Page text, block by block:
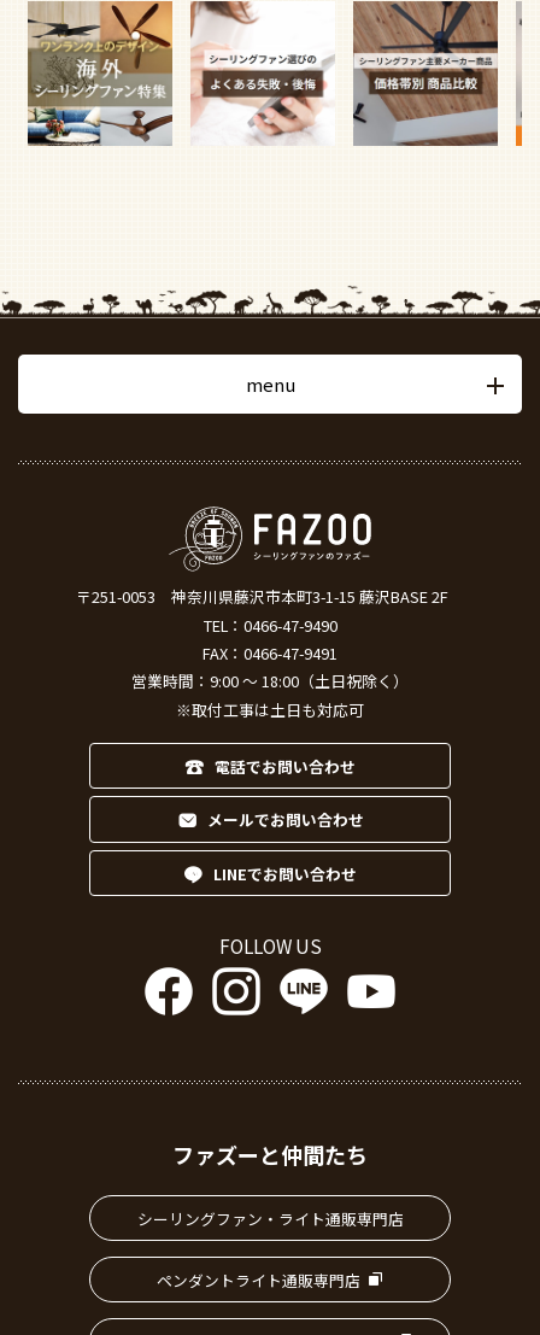
menu
〒251-0053
神奈川県藤沢市本町3-1-15 藤沢BASE 2F
TEL： 0466-47-9490
FAX：0466-47-9491
営業時間：9:00 ～ 18:00（土日祝除く）
※取付工事は土日も対応可
電話でお問い合わせ
メールでお問い合わせ
LINEでお問い合わせ
FOLLOW US
ファズーと仲間たち
シーリングファン・ライト通販専門店
ペンダントライト通販専門店